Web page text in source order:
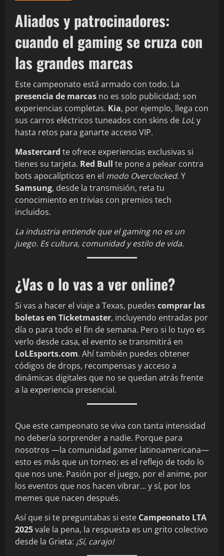
Aliados y patrocinadores:
cuando el gaming se cruza con
las grandes marcas
Este campeonato está armado con todo. La
presencia de marcas no es solo publicidad; son
experiencias completas. Kia, por ejemplo, llega con
sus carros eléctricos tuneados con skins de LoLy
hasta retos para ganarte acceso VIP.
Mastercard te ofrece experiencias exclusivas si
tienes su tarjeta. Red Bull te pone a pelear contra
bots apocalípticos en el modo Overclocked. Y
Samsung, desde la transmisión, reta tu
conocimiento en trivias con premios tech
incluidos.
La industria entiende que el gaming no es un
juego. Es cultura, comunidad y estilo de vida.
¿Vas o lo vas a ver online?
Si vas a hacer el viaje a Texas, puedes comprar las
boletas en Ticketmaster, incluyendo entradas por
día o para todo el fin de semana. Pero si lo tuyo es
verlo desde casa, el evento se transmitirá en
LoLEsports.com. Ahí también puedes obtener
códigos de drops, recompensas y acceso a
dinámicas digitales que no se quedan atrás frente
a la experiencia presencial.
Que este campeonato se viva con tanta intensidad
no debería sorprender a nadie. Porque para
nosotros —la comunidad gamer latinoamericana—
esto es más que un torneo: es el reflejo de todo lo
que nos une. Pasión por el juego, por el anime, por
los eventos que nos hacen vibrar… y sí, por los
memes que nacen después.
Así que si te preguntabas si este Campeonato LTA
2025vale la pena, la respuesta es un grito colectivo
desde la Grieta: ¡Sí, carajo!